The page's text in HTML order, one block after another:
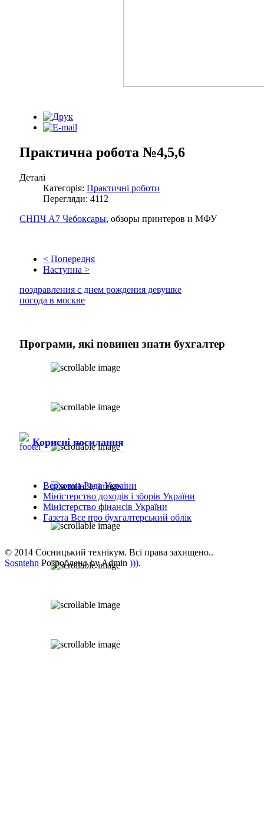
Практична робота №4,5,6
Деталі
Категорія: Практичні роботи
Перегляди: 4112
СНПЧ А7 Чебоксары, обзоры принтеров и МФУ
< Попередня
Наступна >
поздравления с днем рождения девушке
погода в москве
Програми, які повинен знати бухгалтер
Корисні посилання
Верховна Рада України
Міністерство доходів і зборів України
Міністерство фінансів України
Газета Все про бухгалтерський облік
© 2014 Сосницький технікум. Всі права захищено..
Sosntehn Розроблено by Admin ))).